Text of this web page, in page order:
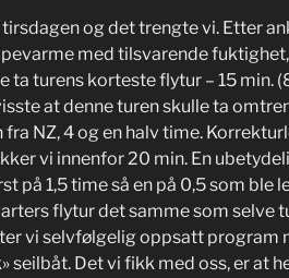
og det trengte vi. Etter
med tilsvarende
ta turens korteste flytur – 15 min.
at denne turen skulle ta
NZ, 4 og en halv time.
vi innenfor 20 min. En
på 1,5 time så en på 0,5 som ble
flytur det samme som selve
vi selvfølgelig oppsatt program
seilbåt. Det vi fikk med oss, er at